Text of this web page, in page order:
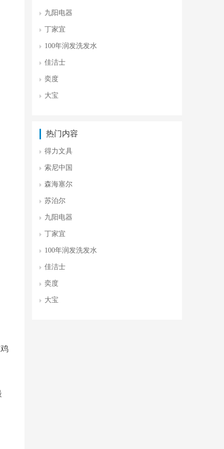
九阳电器
丁家宜
100年润发洗发水
佳洁士
奕度
大宝
热门内容
得力文具
索尼中国
森海塞尔
苏泊尔
九阳电器
丁家宜
100年润发洗发水
佳洁士
奕度
大宝